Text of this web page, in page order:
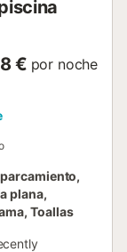
€ por noche
plana,
Toallas